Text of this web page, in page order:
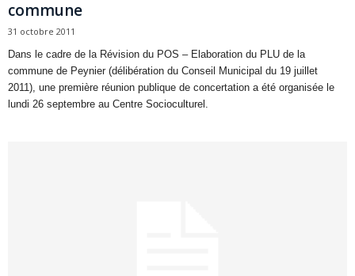
commune
31 octobre 2011
Dans le cadre de la Révision du POS – Elaboration du PLU de la
commune de Peynier (délibération du Conseil Municipal du 19 juillet
2011), une première réunion publique de concertation a été organisée le
lundi 26 septembre au Centre Socioculturel.